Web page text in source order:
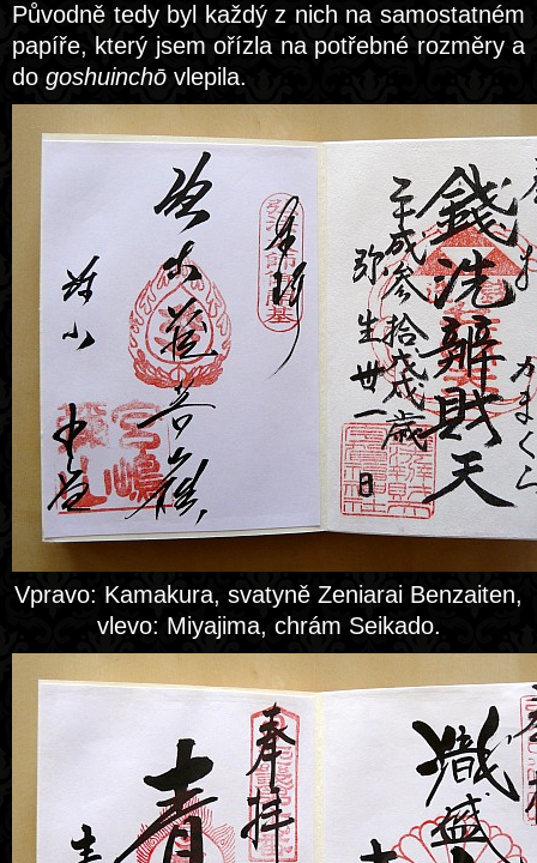
Původně tedy byl každý z nich na samostatném
papíře, který jsem ořízla na potřebné rozměry a
do goshuinchō vlepila.
Vpravo: Kamakura, svatyně Zeniarai Benzaiten,
vlevo: Miyajima, chrám Seikado.